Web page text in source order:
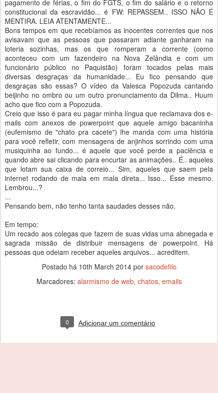
pagamento de férias, o fim do FGTS, o fim do salário e o retorno
constitucional da escravidão... é FW: REPASSEM.. ISSO NÃO É
MENTIRA. LEIA ATENTAMENTE...
Bons tempos em que recebíamos as inocentes correntes que nos
avisavam que as pessoas que passaram adiante ganharam na
loteria sozinhas, mas os que romperam a corrente (como
aconteceu com um fazendeiro na Nova Zelândia e com um
funcionário público no Paquistão) foram tocados pelas mais
diversas desgraças da humanidade... Eu fico pensando que
desgraças são essas? O vídeo da Valesca Popozuda cantando
beijinho no ombro ou um outro pronunciamento da Dilma.. Huum
acho que fico com a Popozuda.
Creio que isso é para eu pagar minha língua que reclamava dos e-
mails com anexos de powerpoint que aquele amigo bacaninha
(eufemismo de "chato pra cacete") lhe manda com uma história
para você refletir, com mensagens de anjinhos sorrindo com uma
musiquinha ao fundo... é aquele que você perde a paciência e
quando abre sai clicando para encurtar as animações.. É.. aqueles
que lotam sua caixa de correio... Sim, aqueles que saem pela
internet rodando de mala em mala direta... Isso... Esse mesmo.
Lembrou...?
...
Pensando bem, não tenho tanta saudades desses não.
Em tempo:
Um recado aos colegas que fazem de suas vidas uma abnegada e
sagrada missão de distribuir mensagens de powerpoint. Há
pessoas que odeiam receber aqueles arquivos... acreditem.
Postado há 10th March 2014por sacodefilo
Marcadores: alarmismo de web chatos emails
0 Adicionar um comentário